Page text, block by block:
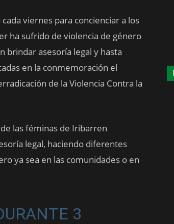
viernes para concienciar a los
ha sufrido de violencia de género
brindar asesoría legal y hasta
en la conmemoración el
de la Violencia Contra la
las féminas de Iribarren
legal, haciendo diferentes
ya sea en las comunidades o en
3